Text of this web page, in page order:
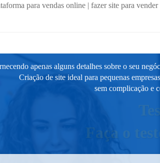
para vendas online | fazer site para
apenas alguns detalhes sobre o seu
Criação de site ideal para pequenas
sem complicação e
Faça o